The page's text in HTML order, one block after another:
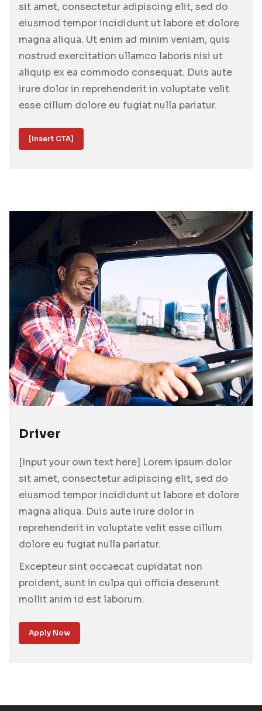
sit amet, consectetur adipiscing elit, sed do
eiusmod tempor incididunt ut labore et dolore
magna aliqua. Ut enim ad minim veniam, quis
nostrud exercitation ullamco laboris nisi ut
aliquip ex ea commodo consequat. Duis aute
irure dolor in reprehenderit in voluptate velit
esse cillum dolore eu fugiat nulla pariatur.
[Insert CTA]
Driver
[Input your own text here] Lorem ipsum dolor
sit amet, consectetur adipiscing elit, sed do
eiusmod tempor incididunt ut labore et dolore
magna aliqua. Duis aute irure dolor in
reprehenderit in voluptate velit esse cillum
dolore eu fugiat nulla pariatur.
Excepteur sint occaecat cupidatat non
proident, sunt in culpa qui officia deserunt
mollit anim id est laborum.
Apply Now